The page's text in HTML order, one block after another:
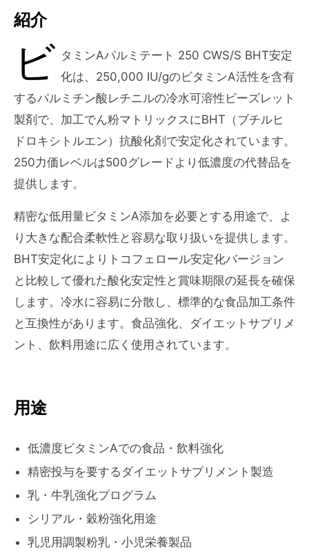
紹介
ビ タミンAパルミテート 250 CWS/S BHT安定
化は、250,000 IU/gのビタミンA活性を含有
するパルミチン酸レチニルの冷水可溶性ビーズレット
製剤で、加工でん粉マトリックスにBHT（ブチルヒ
ドロキシトルエン）抗酸化剤で安定化されています。
250力価レベルは500グレードより低濃度の代替品を
提供します。
精密な低用量ビタミンA添加を必要とする用途で、よ
り大きな配合柔軟性と容易な取り扱いを提供します。
BHT安定化によりトコフェロール安定化バージョン
と比較して優れた酸化安定性と賞味期限の延長を確保
します。冷水に容易に分散し、標準的な食品加工条件
と互換性があります。食品強化、ダイエットサプリメ
ント、飲料用途に広く使用されています。
用途
低濃度ビタミンAでの食品・飲料強化
精密投与を要するダイエットサプリメント製造
乳・牛乳強化プログラム
シリアル・穀粉強化用途
乳児用調製粉乳・小児栄養製品